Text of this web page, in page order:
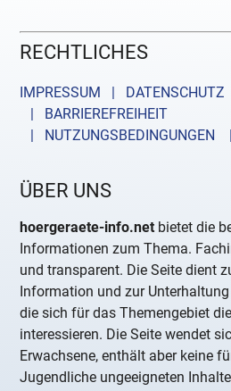
RECHTLICHES
IMPRESSUM |
| BARRIEREFREIHEIT
| NUTZUNGSBEDINGUNGEN
ÜBER UNS
hoergeraete-info.net bietet die
Informationen zum Thema.
und transparent. Die Seite dient
Information und zur
die sich für das Themengebiet
interessieren. Die Seite wendet
Erwachsene, enthält aber keine
Jugendliche ungeeigneten